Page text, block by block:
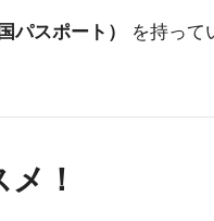
パスポート）
を持って
！